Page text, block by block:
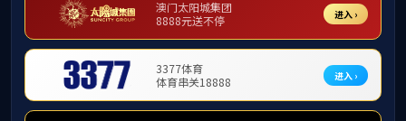
【招生通知】
【招生通知】